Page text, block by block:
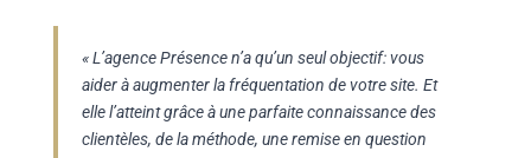
« L’agence Présence n’a qu’un seul objectif: vous
aider à augmenter la fréquentation de votre site. Et
elle l’atteint grâce à une parfaite connaissance des
clientèles, de la méthode, une remise en question